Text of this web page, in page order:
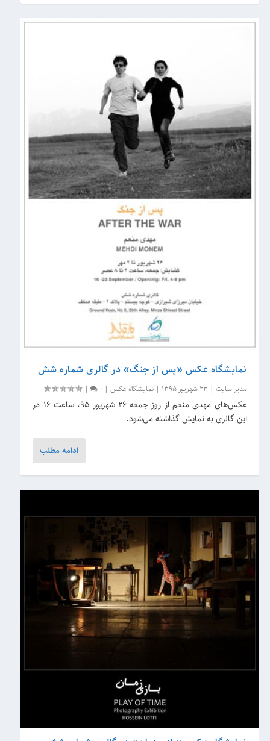
نمایشگاه عکس «پس از جنگ» در گالری شماره شش
مدیر سایت | 23 شهریور 1395 |نمایشگاه عکس |
0
|
عکس‌های مهدی منعم از روز جمعه ۲۶ شهریور ۹۵، ساعت ۱۶ در
این گالری به نمایش گذاشته می‌شود.
ادامه مطلب